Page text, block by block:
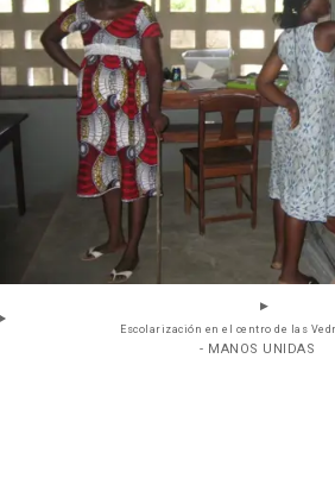
Escolarización en el centro de las
- MANOS UNIDAS